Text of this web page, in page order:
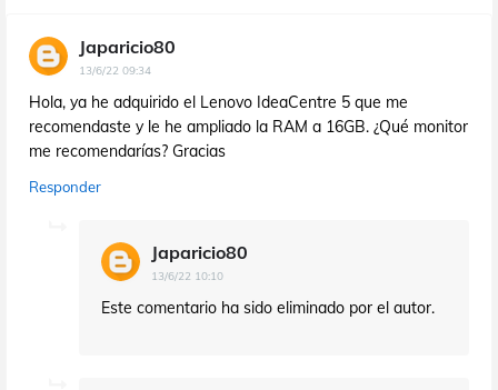
Japaricio80
13/6/22 09:34
Hola, ya he adquirido el Lenovo IdeaCentre 5 que me
recomendaste y le he ampliado la RAM a 16GB. ¿Qué monitor
me recomendarías? Gracias
Responder
Japaricio80
13/6/22 10:10
Este comentario ha sido eliminado por el autor.